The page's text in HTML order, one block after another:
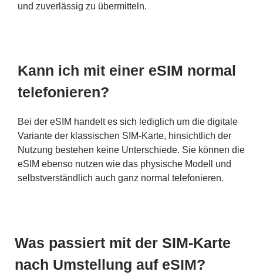
und zuverlässig zu übermitteln.
Kann ich mit einer eSIM normal
telefonieren?
Bei der eSIM handelt es sich lediglich um die digitale
Variante der klassischen SIM-Karte, hinsichtlich der
Nutzung bestehen keine Unterschiede. Sie können die
eSIM ebenso nutzen wie das physische Modell und
selbstverständlich auch ganz normal telefonieren.
Was passiert mit der SIM-Karte
nach Umstellung auf eSIM?